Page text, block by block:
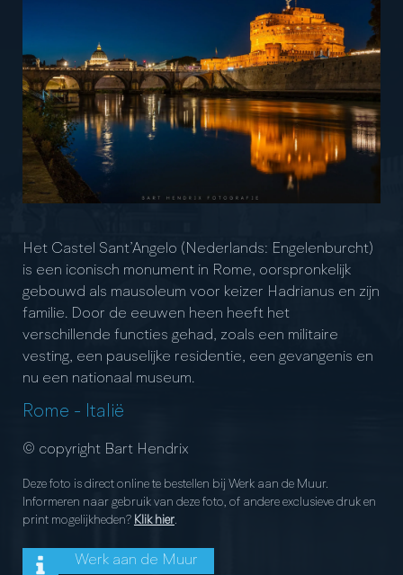
Het Castel Sant’Angelo (Nederlands: Engelenburcht)
is een iconisch monument in Rome, oorspronkelijk
gebouwd als mausoleum voor keizer Hadrianus en zijn
familie. Door de eeuwen heen heeft het
verschillende functies gehad, zoals een militaire
vesting, een pauselijke residentie, een gevangenis en
nu een nationaal museum.
Rome - Italië
© copyright Bart Hendrix
Deze foto is direct online te bestellen bij Werk aan de Muur.
Informeren naar gebruik van deze foto, of andere exclusieve druk en
print mogelijkheden? Klik hier.
Werk aan de Muur